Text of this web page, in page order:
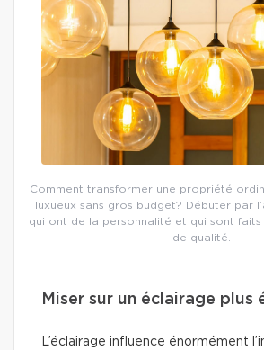
Comment transformer une propriété
luxueux sans gros budget? Débuter par
qui ont de la personnalité et qui sont faits
de qualité.
Miser sur un éclairage plus
L’éclairage influence énormément